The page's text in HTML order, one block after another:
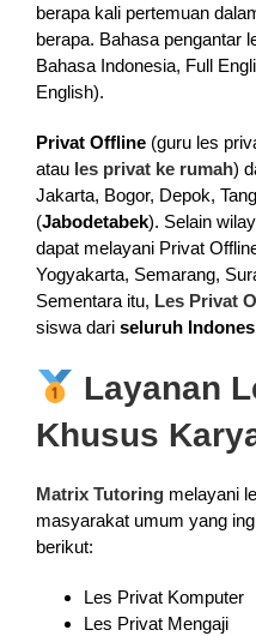
berapa kali pertemuan
berapa. Bahasa pengantar
Bahasa Indonesia, Full
English).
Privat Offline(guru les
ataules privat ke rumah)
Jakarta, Bogor, Depok,
(Jabodetabek). Selain
dapat melayani Privat
Yogyakarta, Semarang,
Sementara itu, Les Privat
siswa dari seluruh
Layanan
Khusus
Matrix Tutoring melayani
masyarakat umum yang
berikut:
Les Privat Komputer
Les Privat Mengaji